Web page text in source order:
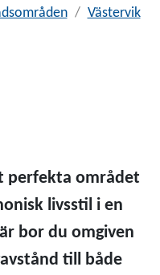
Västervik
perfekta området
livsstil i en
bor du omgiven
till både